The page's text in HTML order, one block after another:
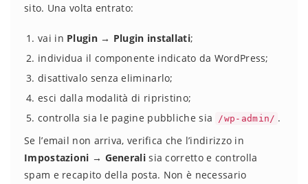
sito. Una volta entrato:
vai in Plugin → Plugin installati;
individua il componente indicato da WordPress;
disattivalo senza eliminarlo;
esci dalla modalità di ripristino;
controlla sia le pagine pubbliche sia
/wp-admin/ .
Se l’email non arriva, verifica che l’indirizzo in
Impostazioni → Generalisia corretto e controlla
spam e recapito della posta. Non è necessario